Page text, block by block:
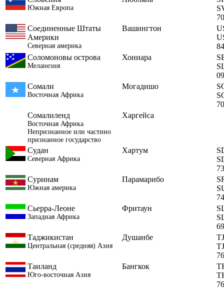
Южная Европа
Соединенные Штаты
Америки
Северная америка
Вашингтон
Соломоновы острова
Меланезия
Хониара
Сомали
Восточная Африка
Могадишо
Сомалиленд
Восточная Африка
Непризнанное или частино
признанное государство
Харгейса
Судан
Северная Африка
Хартум
Суринам
Южная америка
Парамарибо
Сьерра-Леоне
Западная Африка
Фритаун
Таджикистан
Центральная (средняя) Азия
Душанбе
TJ
Таиланд
Юго-восточная Азия
Бангкок